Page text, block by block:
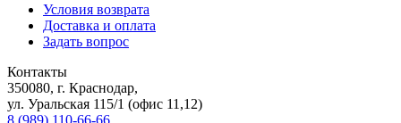
Условия возврата
Доставка и оплата
Задать вопрос
Контакты
350080, г. Краснодар,
ул. Уральская 115/1 (офис 11,12)
8 (989) 110-66-66